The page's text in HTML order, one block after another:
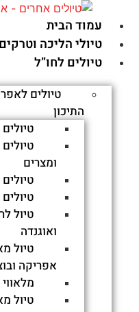
עמוד הבית
טיולי הליכה וטרקים
טיולים לחו”ל
טיולים
התיכון
ומצרים
טיול
ואוגנדה
טיול
אפריקה
מלאווי
טיול
מסלול הטיול
ממליצים
מדריך
הערות למחיר
ביטוח רפואי לטיול
תאריכים ומחירים
להדפסת המסלול
נחל כזיב